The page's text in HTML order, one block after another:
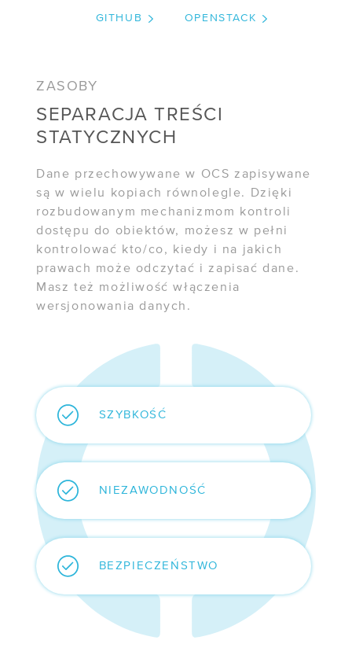
/ Kariera
/ Zapytania ofertowe
FIRMA
/ O nas
/ Certyfikaty
/ Informacje prawne
/ Akcjonariusze
OFERTY
/ Darmowa migracja
/ E-commerce
/ EZD RP
WDROŻENIA
Case study:
GITHUB OPENSTACK
ZASOBY
SEPARACJA TREŚCI
STATYCZNYCH
Dane przechowywane w OCS zapisywane
są w wielu kopiach równolegle. Dzięki
rozbudowanym mechanizmom kontroli
dostępu do obiektów, możesz w pełni
kontrolować kto/co, kiedy i na jakich
prawach może odczytać i zapisać dane.
Masz też możliwość włączenia
wersjonowania danych.
SZYBKOŚĆ
NIEZAWODNOŚĆ
BEZPIECZEŃSTWO